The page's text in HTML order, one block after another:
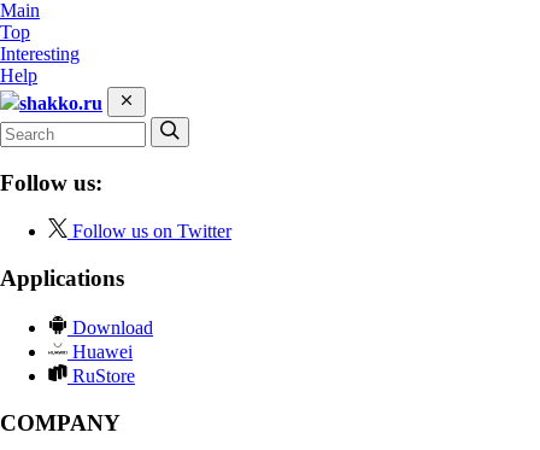
Main
Top
Interesting
Help
shakko.ru
Follow us:
Follow us on Twitter
Applications
Download
Huawei
RuStore
COMPANY